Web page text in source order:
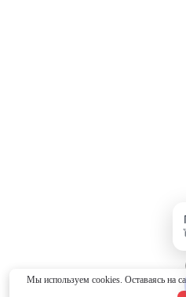
Мы используем cookies. Оставаясь на